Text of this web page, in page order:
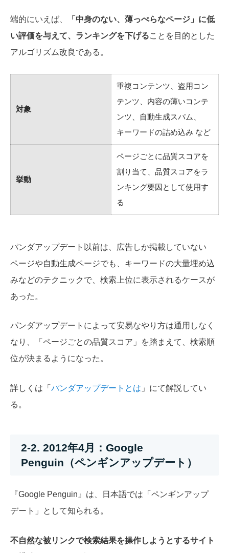
端的にいえば、
「中身のない、薄っぺらなページ」に低
い評価を与えて、ランキングを下げることを目的とした
アルゴリズム改良である。
対象
重複コンテンツ、盗用コン
テンツ、内容の薄いコンテ
ンツ、自動生成スパム、
キーワードの詰め込み など
挙動
ページごとに品質スコアを
割り当て、品質スコアをラ
ンキング要因として使用す
る
パンダアップデート以前は、広告しか掲載していない
ページや自動生成ページでも、キーワードの大量埋め込
みなどのテクニックで、検索上位に表示されるケースが
あった。
パンダアップデートによって安易なやり方は通用しなく
なり、「ページごとの品質スコア」を踏まえて、検索順
位が決まるようになった。
詳しくは「 パンダアップデートとは 」にて解説してい
る。
2-2. 2012年4月：Google
Penguin（ペンギンアップデート）
『Google Penguin』は、日本語では「ペンギンアップ
デート」として知られる。
不自然な被リンクで検索結果を操作しようとするサイト